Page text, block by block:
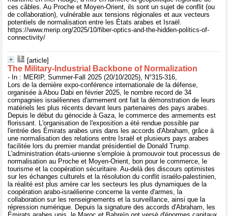
ces câbles. Au Proche et Moyen-Orient, ils sont un sujet de conflit (ou
de collaboration), vulnérable aux tensions régionales et aux vecteurs
potentiels de normalisation entre les États arabes et Israël.
https://www.merip.org/2025/10/fiber-optics-and-the-hidden-politics-of-
connectivity/
[article]
The Military-Industrial Backbone of Normalization
- In : MERIP, Summer-Fall 2025 (20/10/2025), N°315-316,
Lors de la dernière expo-conférence internationale de la défense,
organisée à Abou Dabi en février 2025, le nombre record de 34
compagnies israéliennes d'armement ont fait la démonstration de leurs
matériels les plus récents devant leurs partenaires des pays arabes.
Depuis le début du génocide à Gaza, le commerce des armements est
florissant. L'organisation de l'exposition a été rendue possible par
l'entrée des Émirats arabes unis dans les accords d'Abraham, grâce à
une normalisation des relations entre Israël et plusieurs pays arabes
facilitée lors du premier mandat présidentiel de Donald Trump.
L'administration états-unienne s'emploie à promouvoir tout processus de
normalisation au Proche et Moyen-Orient, bon pour le commerce, le
tourisme et la coopération sécuritaire. Au-delà des discours optimistes
sur les échanges culturels et la résolution du conflit israélo-palestinien,
la réalité est plus amère car les secteurs les plus dynamiques de la
coopération arabo-israélienne concerne la vente d'armes, la
collaboration sur les renseignements et la surveillance, ainsi que la
répression numérique. Depuis la signature des accords d'Abraham, les